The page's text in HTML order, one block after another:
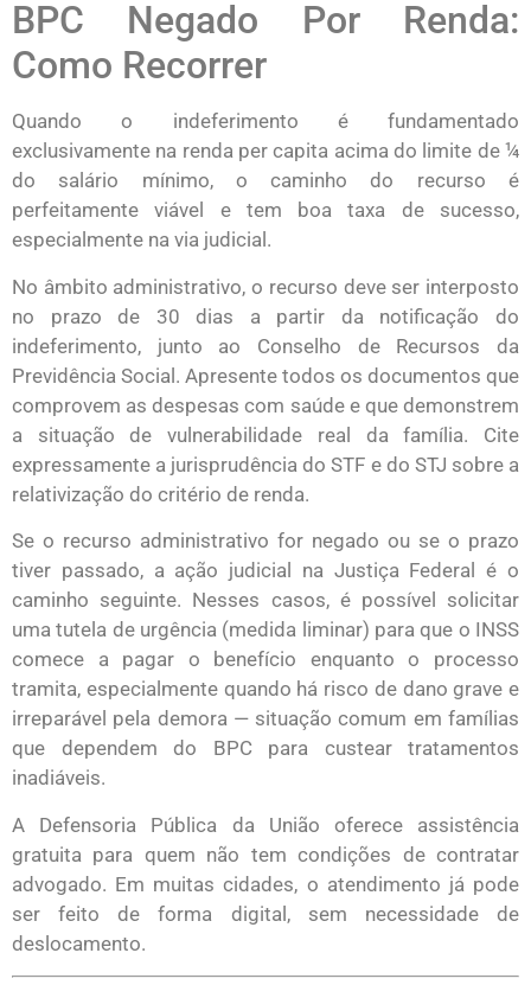
BPC Negado Por Renda:
Como Recorrer
Quando o indeferimento é fundamentado
exclusivamente na renda per capita acima do limite de ¼
do salário mínimo, o caminho do recurso é
perfeitamente viável e tem boa taxa de sucesso,
especialmente na via judicial.
No âmbito administrativo, o recurso deve ser interposto
no prazo de 30 dias a partir da notificação do
indeferimento, junto ao Conselho de Recursos da
Previdência Social. Apresente todos os documentos que
comprovem as despesas com saúde e que demonstrem
a situação de vulnerabilidade real da família. Cite
expressamente a jurisprudência do STF e do STJ sobre a
relativização do critério de renda.
Se o recurso administrativo for negado ou se o prazo
tiver passado, a ação judicial na Justiça Federal é o
caminho seguinte. Nesses casos, é possível solicitar
uma tutela de urgência (medida liminar) para que o INSS
comece a pagar o benefício enquanto o processo
tramita, especialmente quando há risco de dano grave e
irreparável pela demora — situação comum em famílias
que dependem do BPC para custear tratamentos
inadiáveis.
A Defensoria Pública da União oferece assistência
gratuita para quem não tem condições de contratar
advogado. Em muitas cidades, o atendimento já pode
ser feito de forma digital, sem necessidade de
deslocamento.